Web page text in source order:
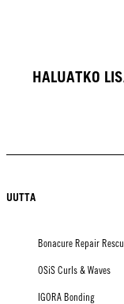
HALUATKO
UUTTA
Bonacure Repair
OSiS Curls & Waves
IGORA Bonding